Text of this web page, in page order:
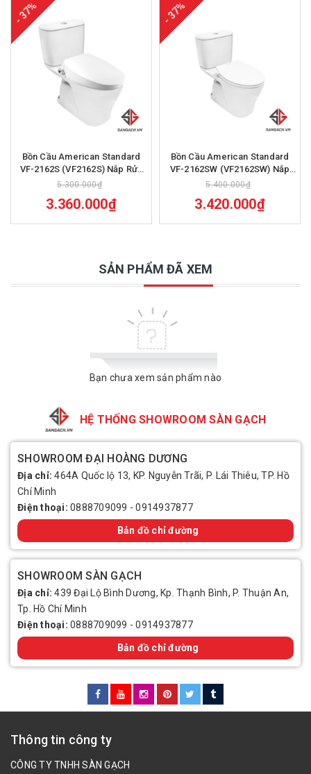
- 37%
Bồn Cầu American Standard
VF-2162S (VF2162S) Nắp Rửa
Cơ SLIM00001-WT
5.300.000₫
3.360.000₫
- 37%
Bồn Cầu American Standard
VF-2162SW (VF2162SW) Nắp
Rửa Cơ M4A839 (TL)
5.400.000₫
3.420.000₫
SẢN PHẨM ĐÃ XEM
Bạn chưa xem sản phẩm nào
HỆ THỐNG SHOWROOM SÀN GẠCH
SHOWROOM ĐẠI HOÀNG DƯƠNG
Địa chỉ:464A Quốc lộ 13, KP. Nguyễn Trãi, P. Lái Thiêu, TP. Hồ
Chí Minh
Điện thoại: 0888709099 -0914937877
Bản đồ chỉ đường
SHOWROOM SÀN GẠCH
Địa chỉ:439 Đại Lộ Bình Dương, Kp. Thạnh Bình, P. Thuận An,
Tp. Hồ Chí Minh
Điện thoại: 0888709099 -0914937877
Bản đồ chỉ đường
Thông tin công ty
CÔNG TY TNHH SÀN GẠCH